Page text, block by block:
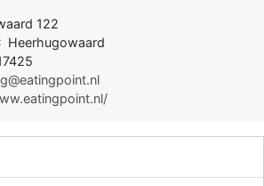
122
Heerhugowaard